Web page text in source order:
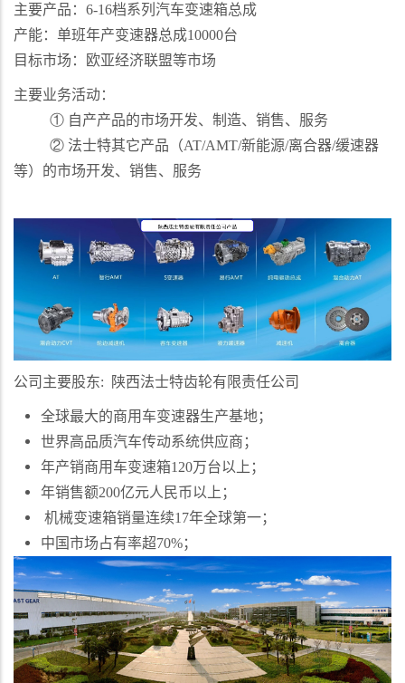
主要产品： 6-16档系列汽车变速箱总成
产能：单班年产变速器总成10000台
目标市场：欧亚经济联盟等市场
主要业务活动：
① 自产产品的市场开发、制造、销售、服务
② 法士特其它产品（AT/AMT/新能源/离合器/缓速器
等）的市场开发、销售、服务
公司主要股东: 陕西法士特齿轮有限责任公司
全球最大的商用车变速器生产基地；
世界高品质汽车传动系统供应商；
年产销商用车变速箱120万台以上；
年销售额200亿元人民币以上；
机械变速箱销量连续17年全球第一；
中国市场占有率超70%；